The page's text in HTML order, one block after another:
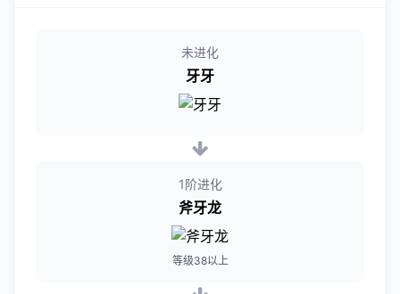
未进化
牙牙
1阶进化
斧牙龙
等级38以上